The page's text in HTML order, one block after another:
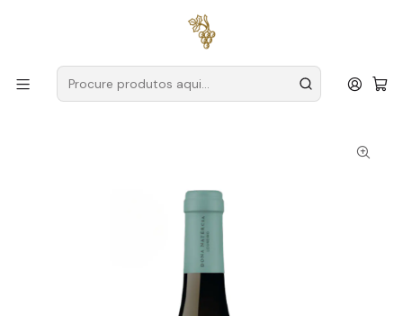
para encomendas a partir de
Produtores Vinho Verde
Dona Natércia
Dona Natércia Loureiro 2023 Vinho Verde Branco 75cl